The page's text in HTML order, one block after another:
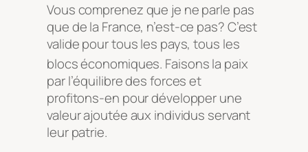
Vous comprenez que je ne parle pas
que de la France, n’est-ce pas? C’est
valide pour tous les pays, tous les
blocs économiques. Faisons la paix
par l’équilibre des forces et
profitons-en pour développer une
valeur ajoutée aux individus servant
leur patrie.